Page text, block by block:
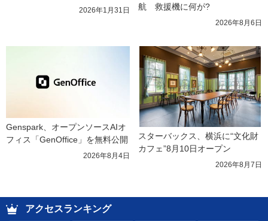
2026年1月31日
航　救援機に何が?
2026年8月6日
Genspark、オープンソースAIオ
フィス「GenOffice」を無料公開
2026年8月4日
スターバックス、横浜に“文化財
カフェ”8月10日オープン
2026年8月7日
アクセスランキング